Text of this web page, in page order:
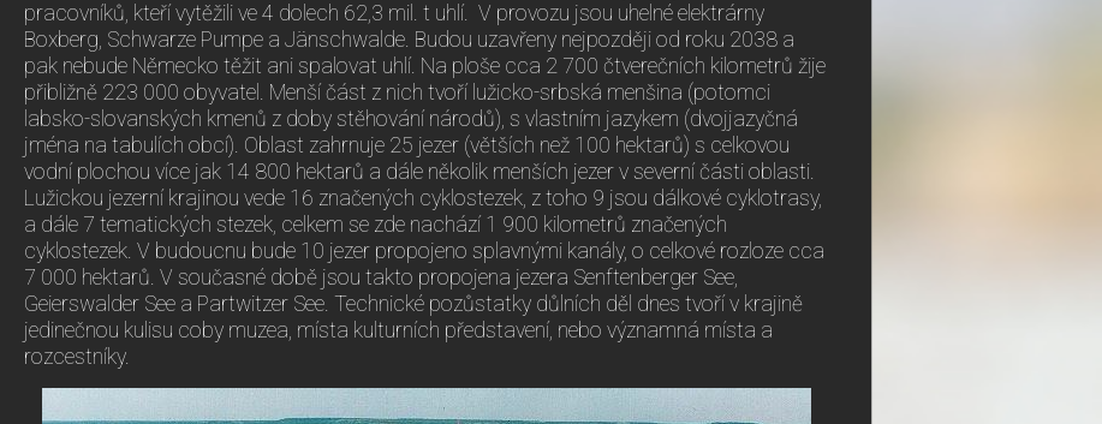
pracovníků, kteří vytěžili ve 4 dolech 62,3 mil. t uhlí. V provozu jsou uhelné elektrárny
Boxberg, Schwarze Pumpe a Jänschwalde. Budou uzavřeny nejpozději od roku 2038 a
pak nebude Německo těžit ani spalovat uhlí. Na ploše cca 2 700 čtverečních kilometrů žije
přibližně 223 000 obyvatel. Menší část z nich tvoří lužicko-srbská menšina (potomci
labsko-slovanských kmenů z doby stěhování národů), s vlastním jazykem (dvojjazyčná
jména na tabulích obcí). Oblast zahrnuje 25 jezer (větších než 100 hektarů) s celkovou
vodní plochou více jak 14 800 hektarů a dále několik menších jezer v severní části oblasti.
Lužickou jezerní krajinou vede 16 značených cyklostezek, z toho 9 jsou dálkové cyklotrasy,
a dále 7 tematických stezek, celkem se zde nachází 1 900 kilometrů značených
cyklostezek. V budoucnu bude 10 jezer propojeno splavnými kanály, o celkové rozloze cca
7 000 hektarů. V současné době jsou takto propojena jezera Senftenberger See,
Geierswalder See a Partwitzer See. Technické pozůstatky důlních děl dnes tvoří v krajině
jedinečnou kulisu coby muzea, místa kulturních představení, nebo významná místa a
rozcestníky.